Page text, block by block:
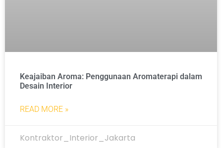
Keajaiban Aroma: Penggunaan Aromaterapi dalam
Desain Interior
READ MORE »
Kontraktor_Interior_Jakarta